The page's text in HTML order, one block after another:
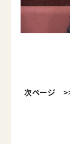
次ページ